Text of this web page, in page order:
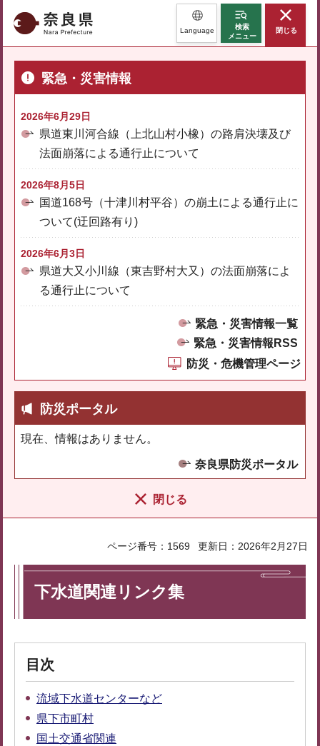
奈良県 Language
検索
メニュー
閉じる
緊急・災害情報
2026年6月29日
県道東川河合線（上北山村小橡）の路肩決壊及び
法面崩落による通行止について
2026年8月5日
国道168号（十津川村平谷）の崩土による通行止に
ついて(迂回路有り)
2026年6月3日
県道大又小川線（東吉野村大又）の法面崩落によ
る通行止について
緊急・災害情報一覧
緊急・災害情報RSS
防災・危機管理ページ
防災ポータル
現在、情報はありません。
奈良県防災ポータル
閉じる
ページ番号：1569 更新日：2026年2月27日
下水道関連リンク集
目次
流域下水道センターなど
県下市町村
国土交通省関連